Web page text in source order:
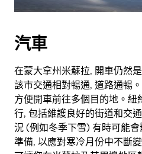
汽車
在蒙大拿州米蘇拉, 開車仍然
該市交通相對暢通, 道路通暢
方便開車前往多個目的地。紐
行, 包括維護良好的街道和交
況 (例如冬季下雪) 有時可能
準備, 以應對寒冷月份中不斷